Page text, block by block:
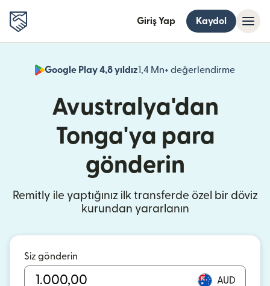
Giriş Yap Kaydol
Google Play 4,8 yıldız1,4 Mn+ değerlendirme
Avustralya'dan
Tonga'ya para
gönderin
Remitly ile yaptığınız ilk transferde özel bir döviz
kurundan yararlanın
Siz gönderin
AUD